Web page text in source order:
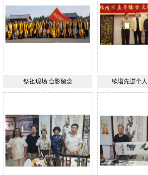
祭祖现场 合影留念 续谱先进个